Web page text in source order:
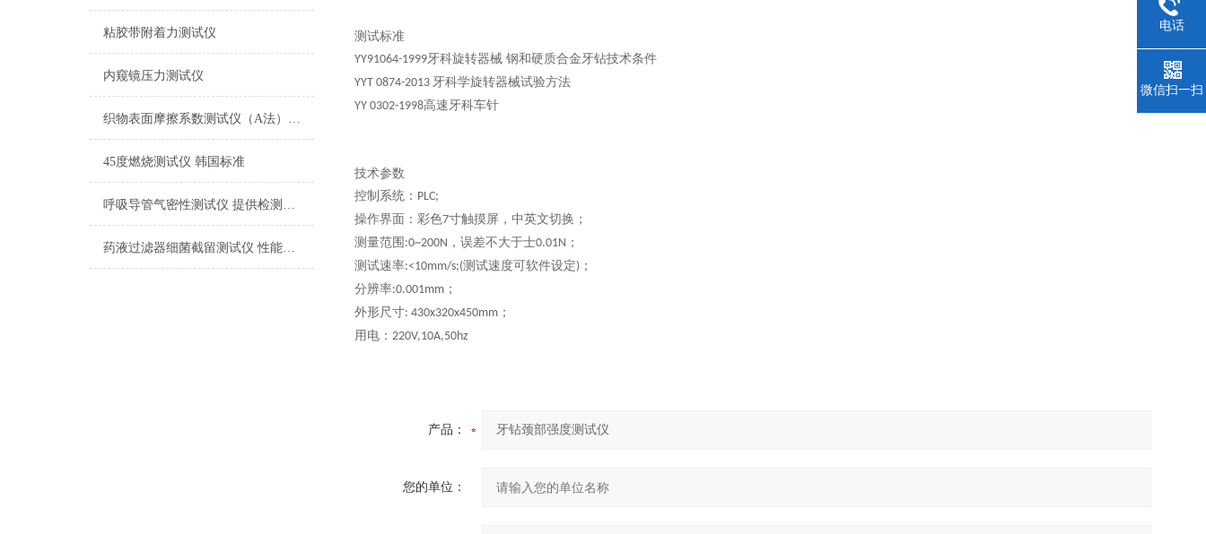
粘胶带附着力测试仪
内窥镜压力测试仪
织物表面摩擦系数测试仪（A法） 检测准确
45度燃烧测试仪 韩国标准
呼吸导管气密性测试仪 提供检测方案
药液过滤器细菌截留测试仪 性能稳定
测试标准
YY91064-1999牙科旋转器械 钢和硬质合金牙钻技术条件
YYT 0874-2013 牙科学旋转器械试验方法
YY 0302-1998高速牙科车针
技术参数
控制系统： PLC;
操作界面：彩色7寸触摸屏，中英文切换；
测量范围 :0~200N ，误差不大于士0.01N ；
测试速率:<10mm/s;(测试速度可软件设定) ；
分辨率:0.001mm ；
外形尺寸: 430x320x450mm ；
用电： 220V,10A,50hz
产品：
您的单位：
电话
微信扫一扫